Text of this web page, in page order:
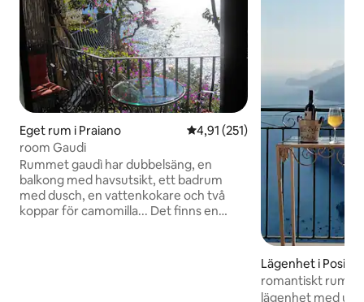
Eget rum i Praiano 4,91 av 5 i genomsnittligt
4,91 (251)
room Gaudi
Rummet gaudì har dubbelsäng, en
balkong med havsutsikt, ett badrum
med dusch, en vattenkokare och två
koppar för camomilla... Det finns en
Lägenhet i
romantiskt rum
lägenhet med unikt landskap ! är du